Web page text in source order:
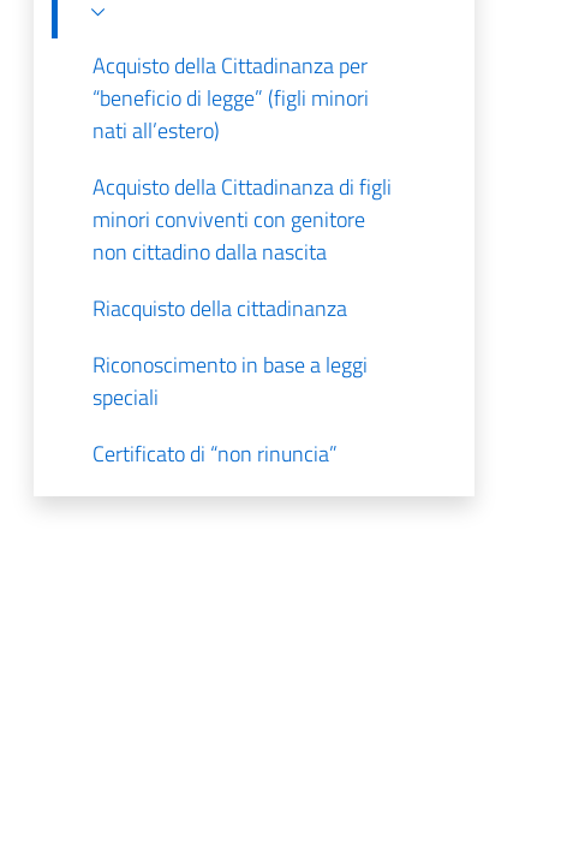
Acquisto della Cittadinanza per
“beneficio di legge” (figli minori
nati all’estero)
Acquisto della Cittadinanza di figli
minori conviventi con genitore
non cittadino dalla nascita
Riacquisto della cittadinanza
Riconoscimento in base a leggi
speciali
Certificato di “non rinuncia”